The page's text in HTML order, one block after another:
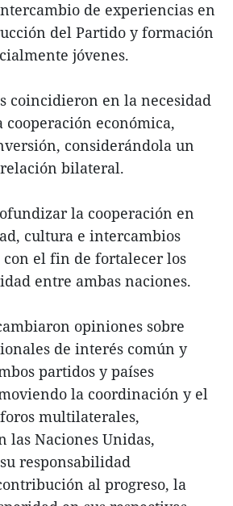
de experiencias en
del Partido y formación
jóvenes.
coincidieron en la necesidad
económica,
considerándola un
bilateral.
la cooperación en
cultura e intercambios
el fin de fortalecer los
entre ambas naciones.
opiniones sobre
de interés común y
partidos y países
la coordinación y el
multilaterales,
las Naciones Unidas,
responsabilidad
al progreso, la